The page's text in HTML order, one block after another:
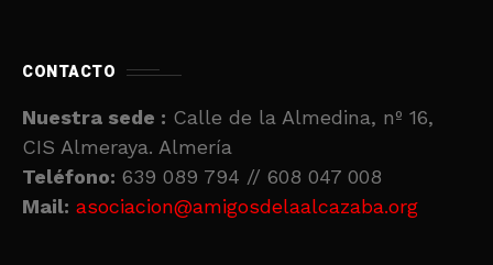
CONTACTO
Nuestra sede : Calle de la Almedina, nº 16,
CIS Almeraya. Almería
Teléfono: 639 089 794 // 608 047 008
Mail: asociacion@amigosdelaalcazaba.org